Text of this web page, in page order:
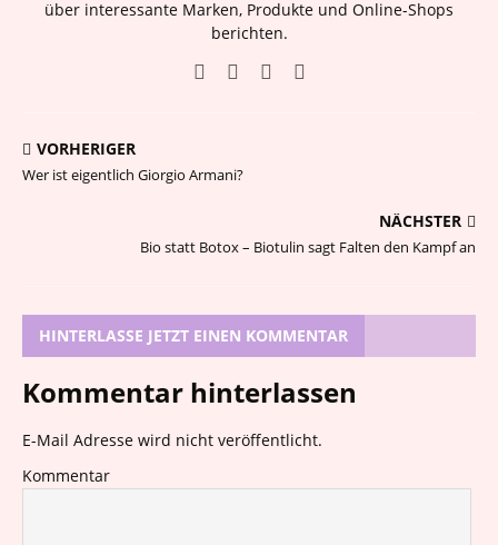
über interessante Marken, Produkte und Online-Shops
berichten.
VORHERIGER
Wer ist eigentlich Giorgio Armani?
NÄCHSTER
Bio statt Botox – Biotulin sagt Falten den Kampf an
HINTERLASSE JETZT EINEN KOMMENTAR
Kommentar hinterlassen
E-Mail Adresse wird nicht veröffentlicht.
Kommentar